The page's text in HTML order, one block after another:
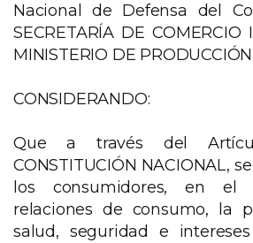
Nacional de Defensa del
SECRETARÍA DE
MINISTERIO DE
CONSIDERANDO:
Que a través del
CONSTITUCIÓN NACIONAL,
los consumidores, en
relaciones de consumo, la
salud, seguridad e